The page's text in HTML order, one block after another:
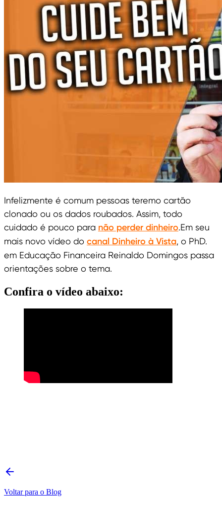
Infelizmente é comum pessoas teremo cartão
clonado ou os dados roubados. Assim, todo
cuidado é pouco para não perder dinheiro.Em seu
mais novo vídeo do canal Dinheiro à Vista, o PhD.
em Educação Financeira Reinaldo Domingos passa
orientações sobre o tema.
Confira o vídeo abaixo:
Voltar para o Blog